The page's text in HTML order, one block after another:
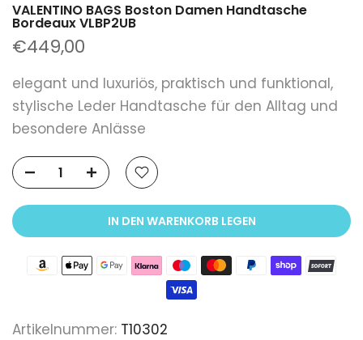
VALENTINO BAGS Boston Damen Handtasche
Bordeaux VLBP2UB
€449,00
elegant und luxuriös, praktisch und funktional,
stylische Leder Handtasche für den Alltag und
besondere Anlässe
IN DEN WARENKORB LEGEN
Artikelnummer: T10302